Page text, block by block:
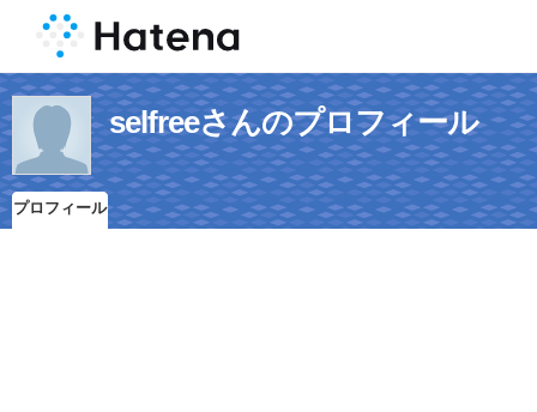
selfreeさんのプロフィール
プロフィール